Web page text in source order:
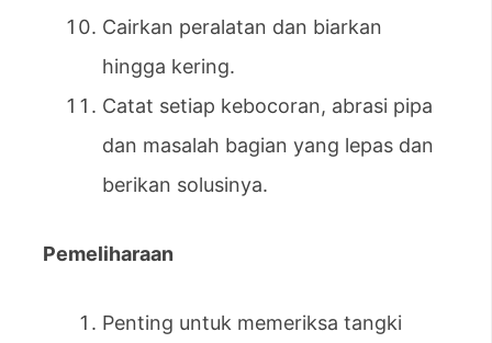
Cairkan peralatan dan biarkan
hingga kering.
Catat setiap kebocoran, abrasi pipa
dan masalah bagian yang lepas dan
berikan solusinya.
Pemeliharaan
Penting untuk memeriksa tangki